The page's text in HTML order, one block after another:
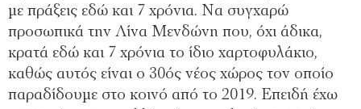
με πράξεις εδώ και 7 χρόνια. Να συγχαρώ
προσωπικά την Λίνα Μενδώνη που, όχι άδικα,
κρατά εδώ και 7 χρόνια το ίδιο χαρτοφυλάκιο,
καθώς αυτός είναι ο 30ός νέος χώρος τον οποίο
παραδίδουμε στο κοινό από το 2019. Επειδή έχω